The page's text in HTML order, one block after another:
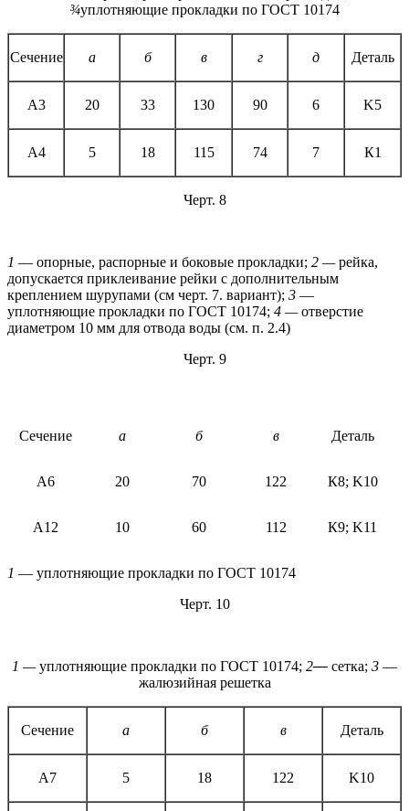
¾уплотняющие прокладки по ГОСТ 10174
Сечение а б в г д Деталь
A3 20 33 130 90 6 K5
А4 5 18 115 74 7 К1
Черт. 8
1 — опорные, распорные и боковые прокладки; 2 —рейка,
допускается приклеивание рейки с дополнительным
креплением шурупами (см черт. 7. вариант); 3 —
уплотняющие прокладки по ГОСТ 10174; 4 —отверстие
диаметром 10 мм для отвода воды (см. п. 2.4)
Черт. 9
Сечение а б в Деталь
А6 20 70 122 К8; K10
А12 10 60 112 К9; K11
1 — уплотняющие прокладки по ГОСТ 10174
Черт. 10
1 —уплотняющие прокладки по ГОСТ 10174; 2— сетка; 3 —
жалюзийная решетка
Сечение а б в Деталь
А7 5 18 122 K10